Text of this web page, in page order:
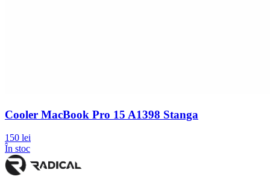
Cooler MacBook Pro 15 A1398 Stanga
150 lei
În stoc